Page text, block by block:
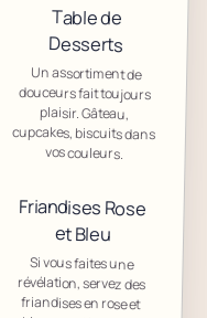
Table de
Desserts
Un assortiment de
douceurs fait toujours
plaisir. Gâteau,
cupcakes, biscuits dans
vos couleurs.
Friandises Rose
et Bleu
Si vous faites une
révélation, servez des
friandises en rose et
bleu avant le grand